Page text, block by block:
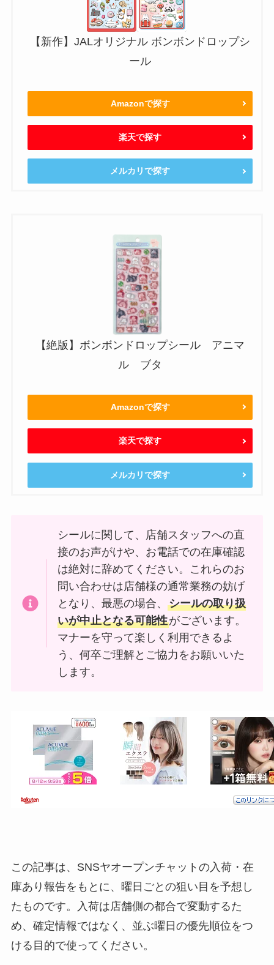
【新作】JALオリジナル ボンボンドロップシ
ール
Amazonで探す
楽天で探す
メルカリで探す
【絶版】ボンボンドロップシール アニマ
ル ブタ
Amazonで探す
楽天で探す
メルカリで探す
シールに関して、店舗スタッフへの直
接のお声がけや、お電話での在庫確認
は絶対に辞めてください。これらのお
問い合わせは店舗様の通常業務の妨げ
となり、最悪の場合、シールの取り扱
いが中止となる可能性がございます。
マナーを守って楽しく利用できるよ
う、何卒ご理解とご協力をお願いいた
します。
この記事は、SNSヤオープンチャットの入荷・在
庫あり報告をもとに、曜日ごとの狙い目を予想し
たものです。入荷は店舗側の都合で変動するた
め、確定情報ではなく、並ぶ曜日の優先順位をつ
ける目的で使ってください。